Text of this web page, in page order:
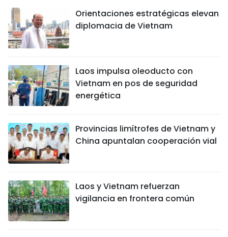
Orientaciones estratégicas elevan
diplomacia de Vietnam
Laos impulsa oleoducto con
Vietnam en pos de seguridad
energética
Provincias limítrofes de Vietnam y
China apuntalan cooperación vial
Laos y Vietnam refuerzan
vigilancia en frontera común